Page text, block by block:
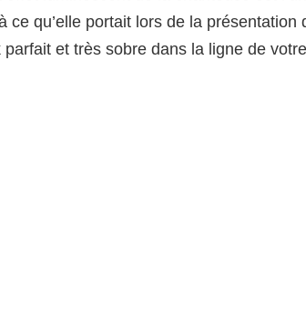
ce qu’elle portait lors de la présentation
parfait et très sobre dans la ligne de